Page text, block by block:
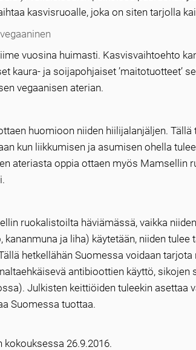
kasvisruoalle, joka on siten tarjolla
vuosina huimasti. Kasvisvaihtoehto
kaura- ja soijapohjaiset ’maitotuotteet’
vegaanisen aterian.
huomioon niiden hiilijalanjäljen. Tällä
kun liikkumisen ja asumisen ohella
ateriasta oppia ottaen myös Mamsellin
ruokalistoilta häviämässä, vaikka
ja liha) käytetään, niiden tulee
hetkellähän Suomessa voidaan
antibioottien käyttö, sikojen
Julkisten keittiöiden tuleekin asettaa
Suomessa tuottaa.
26.9.2016.